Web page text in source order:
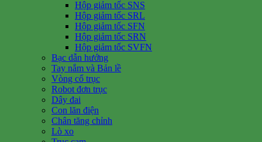
Hộp giảm tốc SNS
Hộp giảm tốc SRL
Hộp giảm tốc SFN
Hộp giảm tốc SRN
Hộp giảm tốc SVFN
Bạc dẫn hướng
Tay nắm và Bản lề
Vòng cổ trục
Robot đơn trục
Dây đai
Con lăn điện
Chân tăng chỉnh
Lò xo